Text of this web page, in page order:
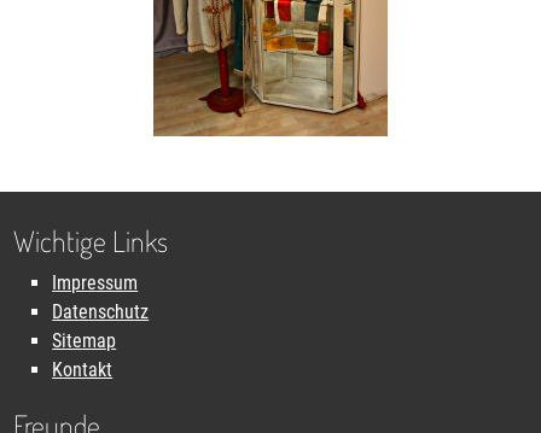
Wichtige Links
Impressum
Datenschutz
Sitemap
Kontakt
Freunde